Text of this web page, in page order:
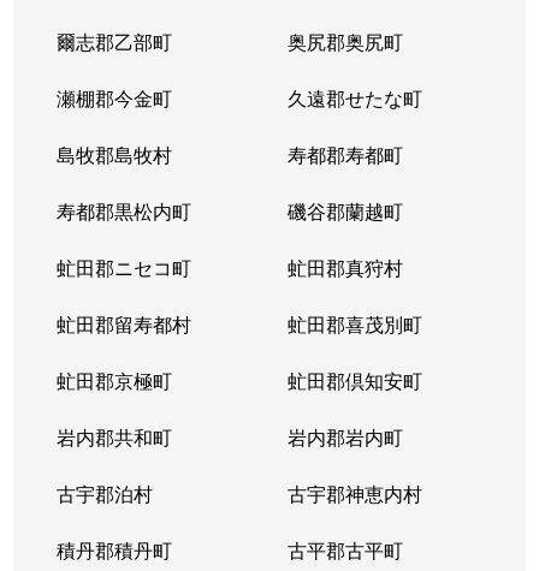
爾志郡乙部町 奥尻郡奥尻町
瀬棚郡今金町 久遠郡せたな町
島牧郡島牧村 寿都郡寿都町
寿都郡黒松内町 磯谷郡蘭越町
虻田郡ニセコ町 虻田郡真狩村
虻田郡留寿都村 虻田郡喜茂別町
虻田郡京極町 虻田郡倶知安町
岩内郡共和町 岩内郡岩内町
古宇郡泊村 古宇郡神恵内村
積丹郡積丹町 古平郡古平町